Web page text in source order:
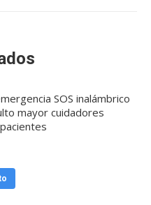
SOS inalámbrico
mayor cuidadores